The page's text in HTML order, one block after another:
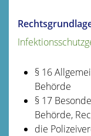
§ 16
Behörde
§ 17
Behörde,
die